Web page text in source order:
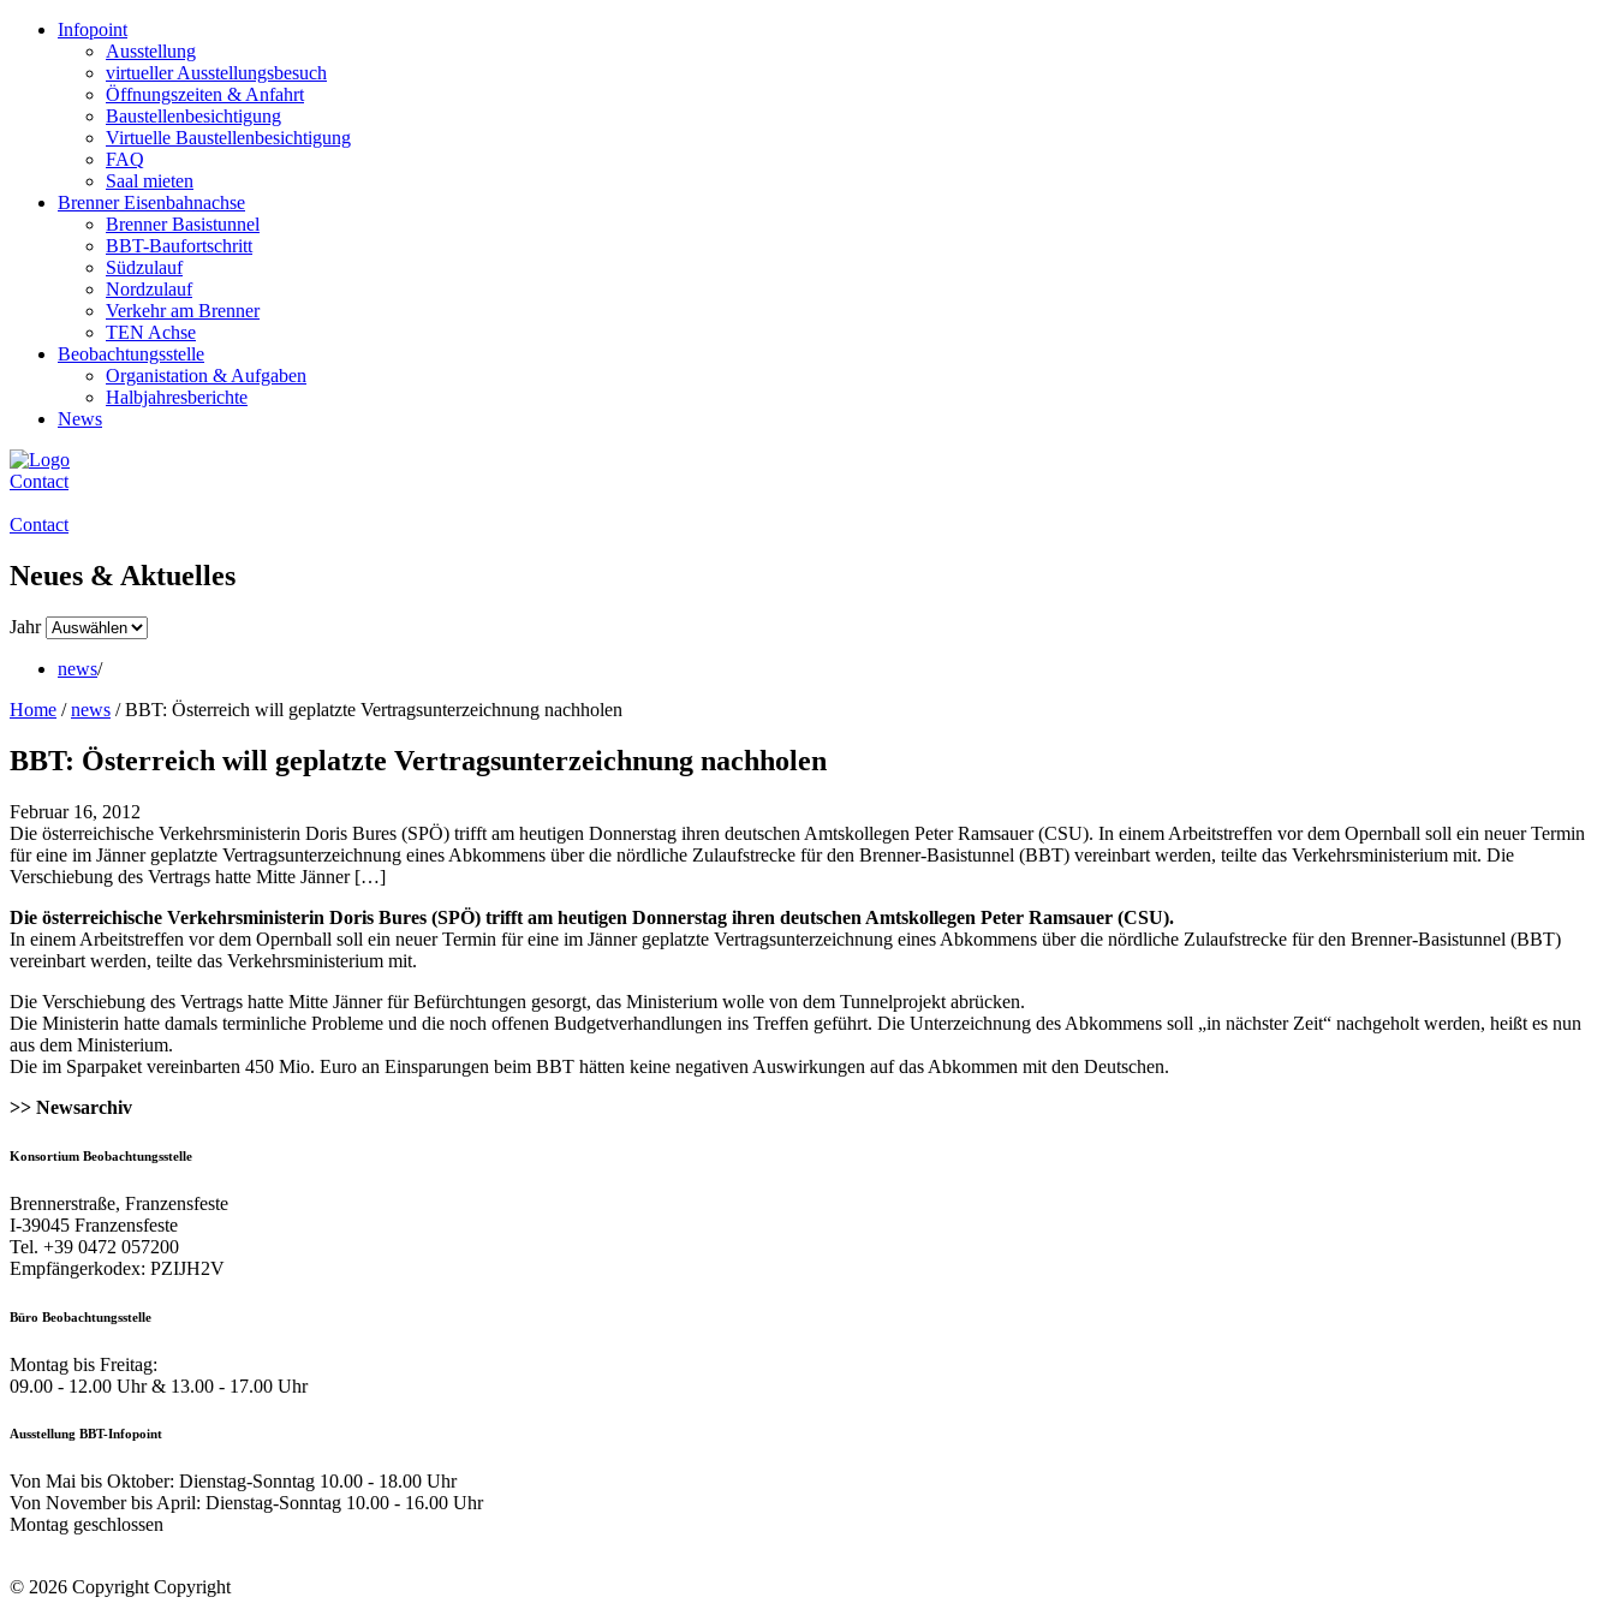
Infopoint
Ausstellung
virtueller Ausstellungsbesuch
Öffnungszeiten & Anfahrt
Baustellenbesichtigung
Virtuelle Baustellenbesichtigung
FAQ
Saal mieten
Brenner Eisenbahnachse
Brenner Basistunnel
BBT-Baufortschritt
Südzulauf
Nordzulauf
Verkehr am Brenner
TEN Achse
Beobachtungsstelle
Organistation & Aufgaben
Halbjahresberichte
News
Contact
Contact
Neues & Aktuelles
Jahr
news/
Home /news /BBT: Österreich will geplatzte Vertragsunterzeichnung nachholen
BBT: Österreich will geplatzte Vertragsunterzeichnung nachholen
Februar 16, 2012
Die österreichische Verkehrsministerin Doris Bures (SPÖ) trifft am heutigen Donnerstag ihren deutschen Amtskollegen Peter Ramsauer (CSU). In einem Arbeitstreffen vor dem Opernball soll ein neuer Termin
für eine im Jänner geplatzte Vertragsunterzeichnung eines Abkommens über die nördliche Zulaufstrecke für den Brenner-Basistunnel (BBT) vereinbart werden, teilte das Verkehrsministerium mit. Die
Verschiebung des Vertrags hatte Mitte Jänner […]
Die österreichische Verkehrsministerin Doris Bures (SPÖ) trifft am heutigen Donnerstag ihren deutschen Amtskollegen Peter Ramsauer (CSU).
In einem Arbeitstreffen vor dem Opernball soll ein neuer Termin für eine im Jänner geplatzte Vertragsunterzeichnung eines Abkommens über die nördliche Zulaufstrecke für den Brenner-Basistunnel (BBT)
vereinbart werden, teilte das Verkehrsministerium mit.
Die Verschiebung des Vertrags hatte Mitte Jänner für Befürchtungen gesorgt, das Ministerium wolle von dem Tunnelprojekt abrücken.
Die Ministerin hatte damals terminliche Probleme und die noch offenen Budgetverhandlungen ins Treffen geführt. Die Unterzeichnung des Abkommens soll „in nächster Zeit“ nachgeholt werden, heißt es nun
aus dem Ministerium.
Die im Sparpaket vereinbarten 450 Mio. Euro an Einsparungen beim BBT hätten keine negativen Auswirkungen auf das Abkommen mit den Deutschen.
>> Newsarchiv
Konsortium Beobachtungsstelle
Brennerstraße, Franzensfeste
I-39045 Franzensfeste
Tel. +39 0472 057200
Empfängerkodex: PZIJH2V
Büro Beobachtungsstelle
Montag bis Freitag:
09.00 - 12.00 Uhr & 13.00 - 17.00 Uhr
Ausstellung BBT-Infopoint
Von Mai bis Oktober: Dienstag-Sonntag 10.00 - 18.00 Uhr
Von November bis April: Dienstag-Sonntag 10.00 - 16.00 Uhr
Montag geschlossen
© 2026 Copyright Copyright